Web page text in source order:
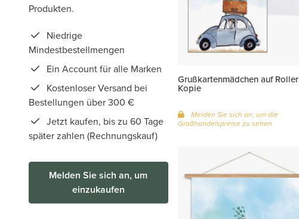
Produkten.
Niedrige
Mindestbestellmengen
Ein Account für alle Marken
Kostenloser Versand bei
Bestellungen über 300 €
Jetzt kaufen, bis zu 60 Tage
später zahlen (Rechnungskauf)
Melden Sie sich an, um
einzukaufen
Grußkartenmädchen auf Roller
Kopie
Melden Sie sich an, um die
Großhandelspreise zu sehen